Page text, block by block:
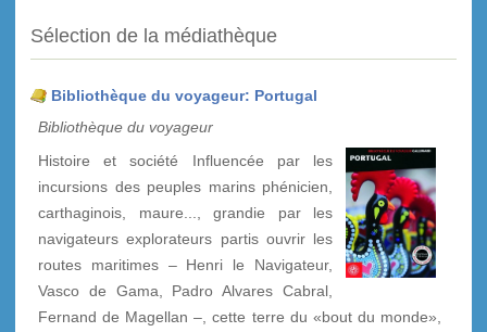
Sélection de la médiathèque
Bibliothèque du voyageur: Portugal
Bibliothèque du voyageur
Histoire et société Influencée par les
incursions des peuples marins phénicien,
carthaginois, maure..., grandie par les
navigateurs explorateurs partis ouvrir les
routes maritimes – Henri le Navigateur,
Vasco de Gama, Padro Alvares Cabral,
Fernand de Magellan –, cette terre du «bout du monde»,